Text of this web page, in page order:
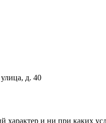
д. 40
и ни при каких